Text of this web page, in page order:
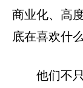
商业化、高
底在喜欢什
他们不